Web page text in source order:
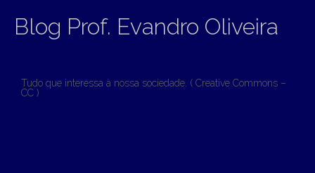
Blog Prof. Evandro Oliveira
Tudo que interessa à nossa sociedade. ( Creative Commons –
CC )